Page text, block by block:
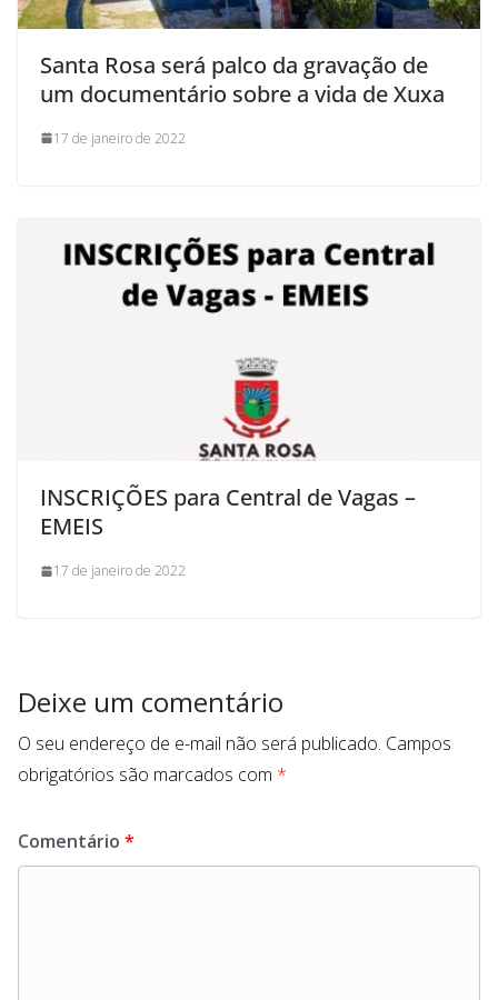
Santa Rosa será palco da gravação de
um documentário sobre a vida de Xuxa
17 de janeiro de 2022
INSCRIÇÕES para Central de Vagas –
EMEIS
17 de janeiro de 2022
Deixe um comentário
O seu endereço de e-mail não será publicado. Campos
obrigatórios são marcados com *
Comentário *